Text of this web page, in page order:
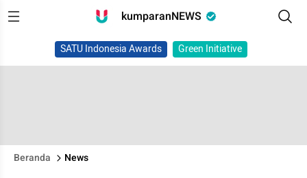
kumparanNEWS
SATU Indonesia Awards Green Initiative
Beranda News